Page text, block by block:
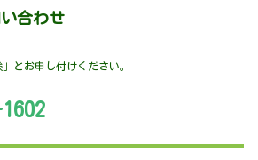
合わせ
とお申し付けください。